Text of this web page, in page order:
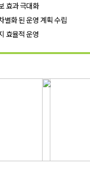
효과 극대화
별화 된 운영 계획 수립
효율적 운영